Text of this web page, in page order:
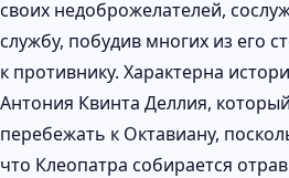
своих недоброжелателей,
службу, побудив многих из его
к противнику. Характерна
Антония Квинта Деллия,
перебежать к Октавиану,
что Клеопатра собирается